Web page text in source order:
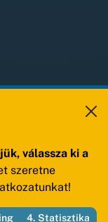
válassza ki a
szeretne
4. Statisztika